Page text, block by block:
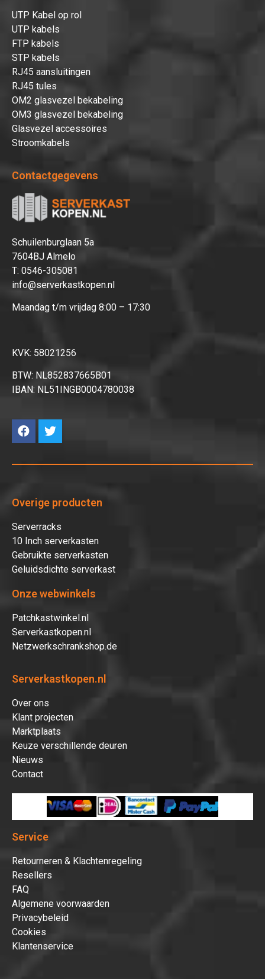
UTP Kabel op rol
UTP kabels
FTP kabels
STP kabels
RJ45 aansluitingen
RJ45 tules
OM2 glasvezel bekabeling
OM3 glasvezel bekabeling
Glasvezel accessoires
Stroomkabels
Contactgegevens
Schuilenburglaan 5a
7604BJ Almelo
T: 0546-305081
info@serverkastkopen.nl
Maandag t/m vrijdag 8:00 – 17:30
KVK: 58021256
BTW: NL852837665B01
IBAN: NL51INGB0004780038
Overige producten
Serverracks
10 Inch serverkasten
Gebruikte serverkasten
Geluidsdichte serverkast
Onze webwinkels
Patchkastwinkel.nl
Serverkastkopen.nl
Netzwerkschrankshop.de
Serverkastkopen.nl
Over ons
Klant projecten
Marktplaats
Keuze verschillende deuren
Nieuws
Contact
Service
Retourneren & Klachtenregeling
Resellers
FAQ
Algemene voorwaarden
Privacybeleid
Cookies
Klantenservice
Hartelijk dank!
aan uw winkelwagen!
Verder winkelen